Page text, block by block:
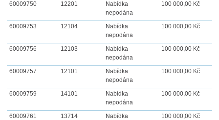
60009750 12201
Nabídka
nepodána
100 000,00 Kč
60009753 12104
Nabídka
nepodána
100 000,00 Kč
60009756 12103
Nabídka
nepodána
100 000,00 Kč
60009757 12101
Nabídka
nepodána
100 000,00 Kč
60009759 14101
Nabídka
nepodána
100 000,00 Kč
60009761 13714
Nabídka
100 000,00 Kč